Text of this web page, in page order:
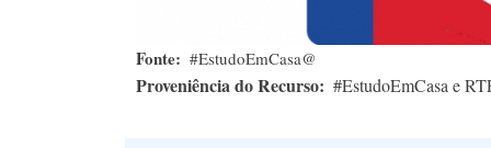
Fonte #EstudoEmCasa@
Proveniência do Recurso #EstudoEmCasa e